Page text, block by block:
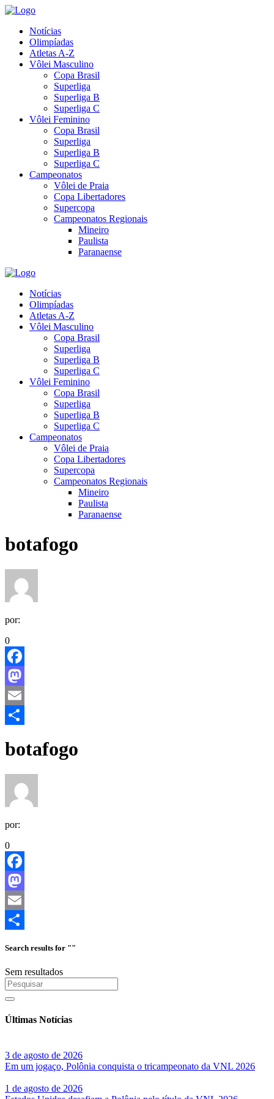
Notícias
Olimpíadas
Atletas A-Z
Vôlei Masculino
Copa Brasil
Superliga
Superliga B
Superliga C
Vôlei Feminino
Copa Brasil
Superliga
Superliga B
Superliga C
Campeonatos
Vôlei de Praia
Copa Libertadores
Supercopa
Campeonatos Regionais
Mineiro
Paulista
Paranaense
Notícias
Olimpíadas
Atletas A-Z
Vôlei Masculino
Copa Brasil
Superliga
Superliga B
Superliga C
Vôlei Feminino
Copa Brasil
Superliga
Superliga B
Superliga C
Campeonatos
Vôlei de Praia
Copa Libertadores
Supercopa
Campeonatos Regionais
Mineiro
Paulista
Paranaense
botafogo
por:
0
Facebook
Mastodon
Email
botafogo
por:
0
Facebook
Mastodon
Email
Search results for ""
Sem resultados
Últimas Notícias
3 de agosto de 2026
Em um jogaço, Polônia conquista o tricampeonato da VNL 2026
1 de agosto de 2026